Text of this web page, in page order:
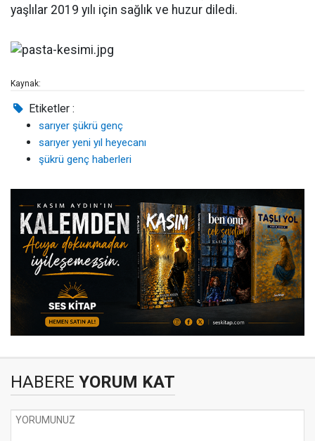
yaşlılar 2019 yılı için sağlık ve huzur diledi.
Kaynak:
Etiketler :
sarıyer şükrü genç
sarıyer yeni yıl heyecanı
şükrü genç haberleri
HABERE YORUM KAT